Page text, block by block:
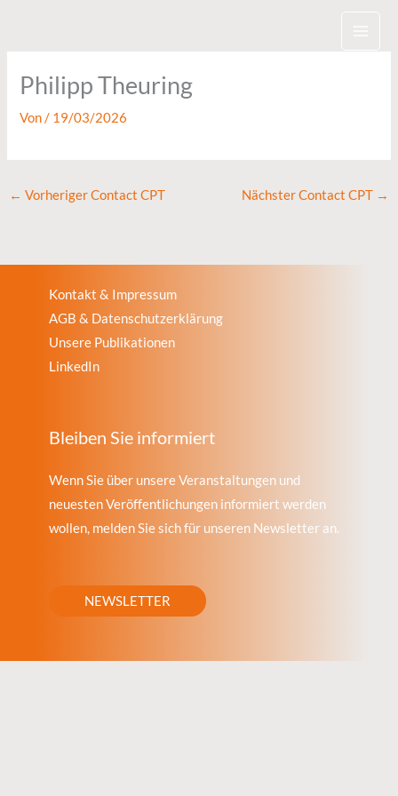
Philipp Theuring
Von/ 19/03/2026
← Vorheriger Contact CPT Nächster Contact CPT →
Kontakt & Impressum
AGB & Datenschutzerklärung
Unsere Publikationen
LinkedIn
Bleiben Sie informiert
Wenn Sie über unsere Veranstaltungen und
neuesten Veröffentlichungen informiert werden
wollen, melden Sie sich für unseren Newsletter an.
NEWSLETTER